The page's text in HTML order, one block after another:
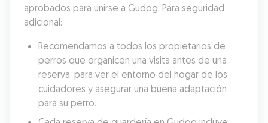
aprobados para unirse a Gudog. Para seguridad
adicional:
Recomendamos a todos los propietarios de
perros que organicen una visita antes de una
reserva, para ver el entorno del hogar de los
cuidadores y asegurar una buena adaptación
para su perro.